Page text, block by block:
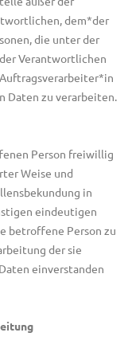
dem*der
die unter der
Verantwortlichen
Daten zu verarbeiten.
Person freiwillig
Weise und
in
eindeutigen
betroffene Person zu
der sie
einverstanden